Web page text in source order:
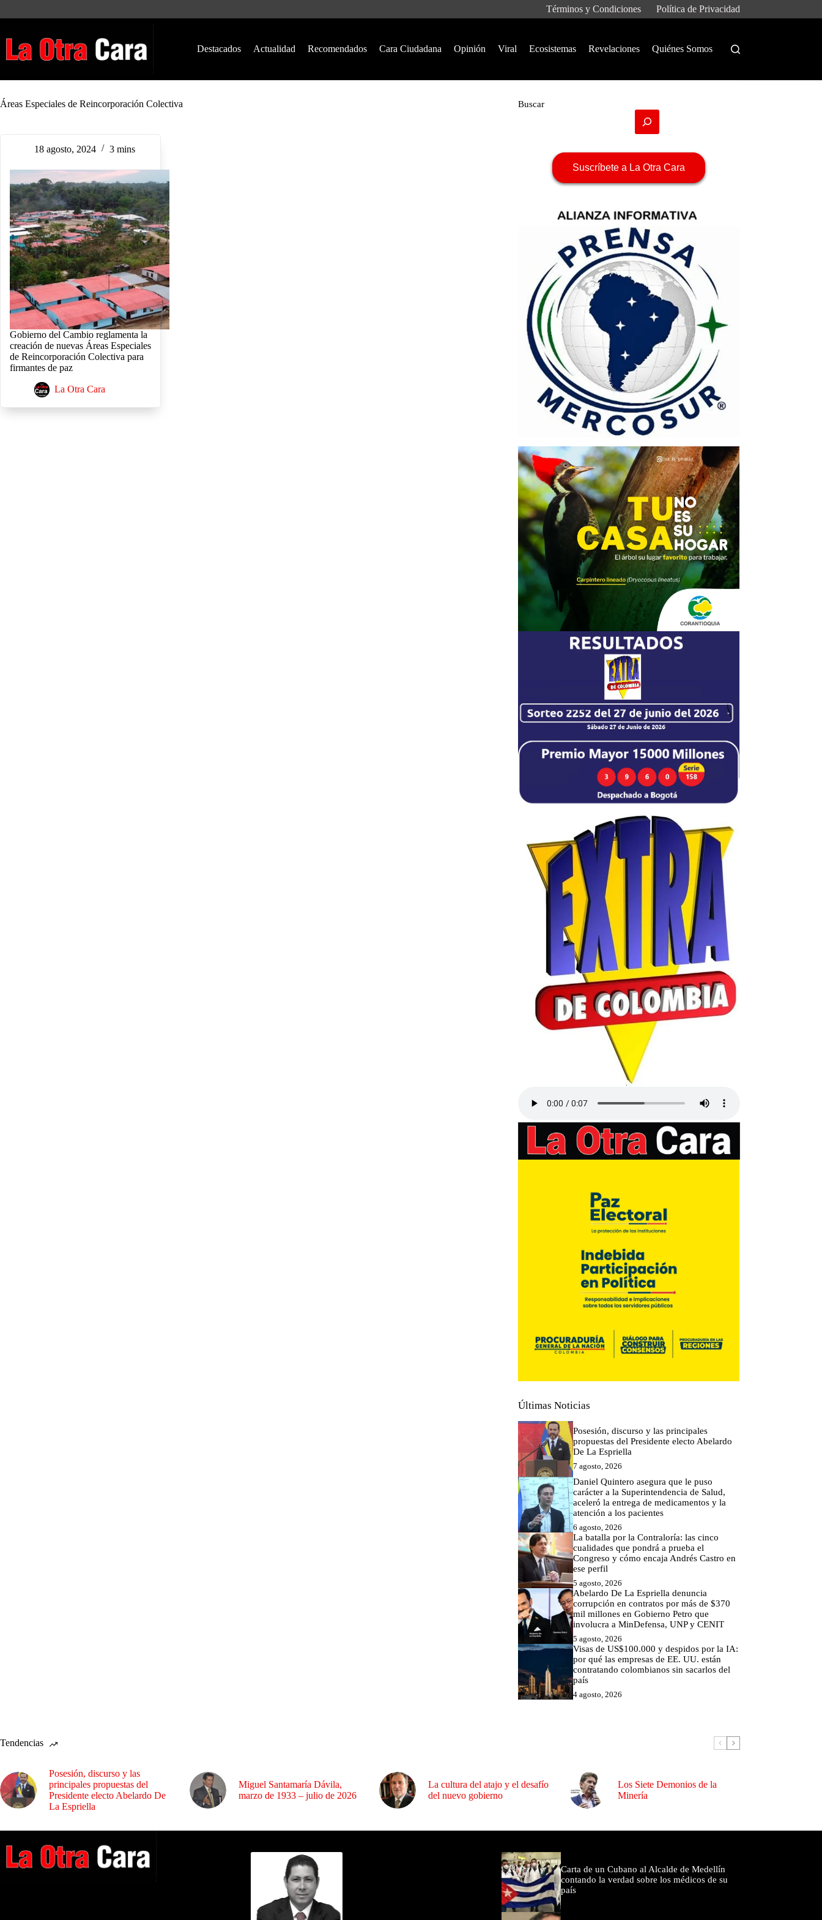
Términos y Condiciones Política de Privacidad
Destacados Actualidad Recomendados Cara Ciudadana Opinión Viral Ecosistemas Revelaciones Quiénes Somos
Áreas Especiales de Reincorporación Colectiva
18 agosto, 2024 3 mins
Gobierno del Cambio reglamenta la
creación de nuevas Áreas Especiales
de Reincorporación Colectiva para
firmantes de paz
La Otra Cara
Buscar
Suscríbete a La Otra Cara
Últimas Noticias
Posesión, discurso y las principales
propuestas del Presidente electo Abelardo
De La Espriella
7 agosto, 2026
Daniel Quintero asegura que le puso
carácter a la Superintendencia de Salud,
aceleró la entrega de medicamentos y la
atención a los pacientes
6 agosto, 2026
La batalla por la Contraloría: las cinco
cualidades que pondrá a prueba el
Congreso y cómo encaja Andrés Castro en
ese perfil
5 agosto, 2026
Abelardo De La Espriella denuncia
corrupción en contratos por más de $370
mil millones en Gobierno Petro que
involucra a MinDefensa, UNP y CENIT
5 agosto, 2026
Visas de US$100.000 y despidos por la IA:
por qué las empresas de EE. UU. están
contratando colombianos sin sacarlos del
país
4 agosto, 2026
Tendencias
Posesión, discurso y las
principales propuestas del
Presidente electo Abelardo De
La Espriella
Miguel Santamaría Dávila,
marzo de 1933 – julio de 2026
La cultura del atajo y el desafío
del nuevo gobierno
Los Siete Demonios de la
Minería
Carta de un Cubano al Alcalde de Medellín
contando la verdad sobre los médicos de su
país